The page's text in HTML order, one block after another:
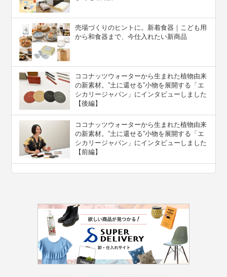
売場づくりのヒントに。新着食器｜こども用
から和食器まで、今仕入れたい新商品
ココナッツウォーターから生まれた植物由来
の新素材。”⼟に還せる”小物を展開する「エ
シカリージャパン」にインタビューしました
【後編】
ココナッツウォーターから生まれた植物由来
の新素材。”⼟に還せる”小物を展開する「エ
シカリージャパン」にインタビューしました
【前編】